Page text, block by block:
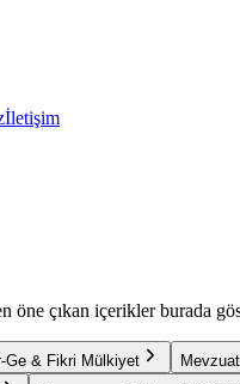
İletişim
öne çıkan içerikler burada
Ge & Fikri Mülkiyet